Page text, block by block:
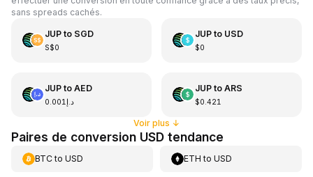
sans spreads cachés.
JUPto SGD
S$0
JUPto USD
$0
JUPto AED
د.إ0.001
JUPto ARS
$0.421
Voir plus ↓
Paires de conversion USD tendance
BTCto USD ETH toUSD